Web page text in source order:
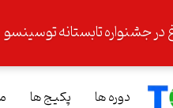
جشنواره تابستانه توسینسو
دوره ها پکیج ها